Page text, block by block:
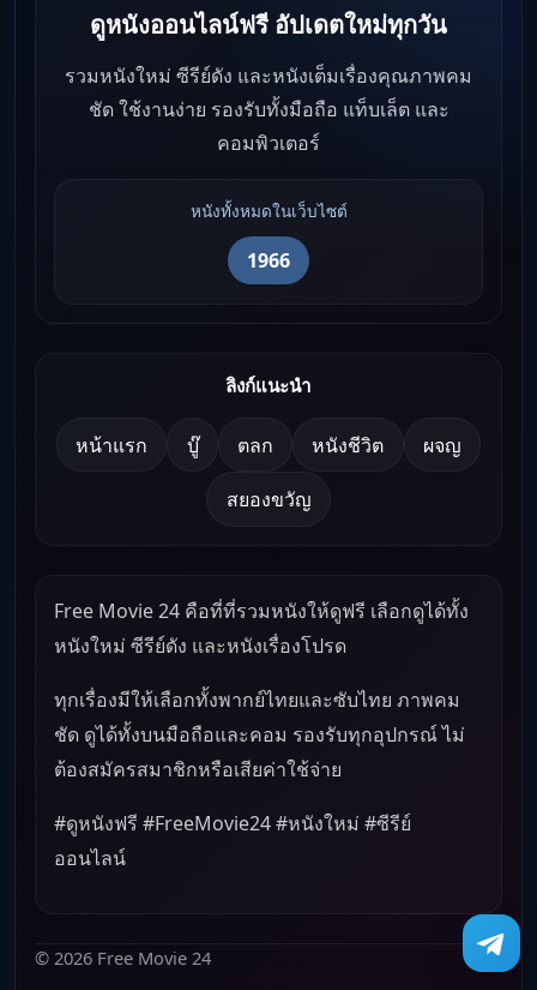
ดูหนังออนไลน์ฟรี อัปเดตใหม่ทุกวัน
รวมหนังใหม่ ซีรีย์ดัง และหนังเต็มเรื่องคุณภาพคม
ชัด ใช้งานง่าย รองรับทั้งมือถือ แท็บเล็ต และ
คอมพิวเตอร์
หนังทั้งหมดในเว็บไซต์
1966
ลิงก์แนะนำ
หน้าแรก บู๊ ตลก หนังชีวิต ผจญ
สยองขวัญ
Free Movie 24 คือที่ที่รวมหนังให้ดูฟรี เลือกดูได้ทั้ง
หนังใหม่ ซีรีย์ดัง และหนังเรื่องโปรด
ทุกเรื่องมีให้เลือกทั้งพากย์ไทยและซับไทย ภาพคม
ชัด ดูได้ทั้งบนมือถือและคอม รองรับทุกอุปกรณ์ ไม่
ต้องสมัครสมาชิกหรือเสียค่าใช้จ่าย
#ดูหนังฟรี #FreeMovie24 #หนังใหม่ #ซีรีย์
ออนไลน์
© 2026 Free Movie 24